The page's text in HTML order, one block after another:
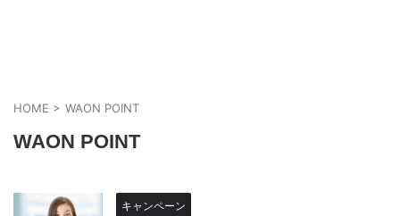
HOME > WAON POINT
WAON POINT
キャンペーン